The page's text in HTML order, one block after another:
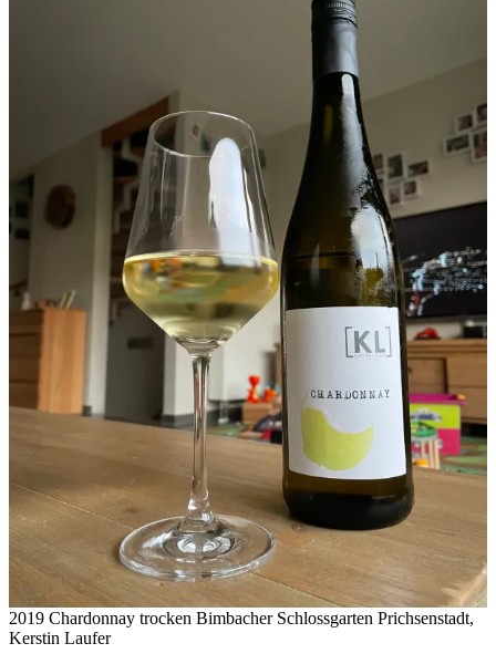
2019 Chardonnay trocken Bimbacher Schlossgarten Prichsenstadt,
Kerstin Laufer